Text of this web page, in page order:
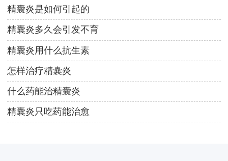
精囊炎是如何引起的
精囊炎多久会引发不育
精囊炎用什么抗生素
怎样治疗精囊炎
什么药能治精囊炎
精囊炎只吃药能治愈